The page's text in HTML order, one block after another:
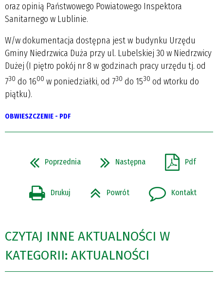
oraz opinią Państwowego Powiatowego Inspektora
Sanitarnego w Lublinie.
W/w dokumentacja dostępna jest w budynku Urzędu
Gminy Niedrzwica Duża przy ul. Lubelskiej 30 w Niedrzwicy
Dużej (I piętro pokój nr 8 w godzinach pracy urzędu tj. od
730 do 1600 w poniedziałki, od 730 do 1530 od wtorku do
piątku).
OBWIESZCZENIE - PDF
Poprzednia Następna Pdf
Drukuj Powrót Kontakt
CZYTAJ INNE AKTUALNOŚCI W
KATEGORII: AKTUALNOŚCI